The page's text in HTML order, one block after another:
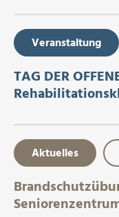
Veranstaltung
TAG DER
Aktuelles